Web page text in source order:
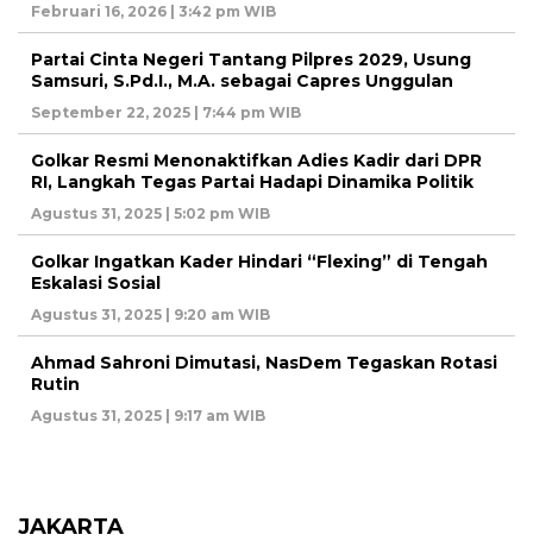
Februari 16, 2026 | 3:42 pm WIB
Partai Cinta Negeri Tantang Pilpres 2029, Usung
Samsuri, S.Pd.I., M.A. sebagai Capres Unggulan
September 22, 2025 | 7:44 pm WIB
Golkar Resmi Menonaktifkan Adies Kadir dari DPR
RI, Langkah Tegas Partai Hadapi Dinamika Politik
Agustus 31, 2025 | 5:02 pm WIB
Golkar Ingatkan Kader Hindari “Flexing” di Tengah
Eskalasi Sosial
Agustus 31, 2025 | 9:20 am WIB
Ahmad Sahroni Dimutasi, NasDem Tegaskan Rotasi
Rutin
Agustus 31, 2025 | 9:17 am WIB
JAKARTA